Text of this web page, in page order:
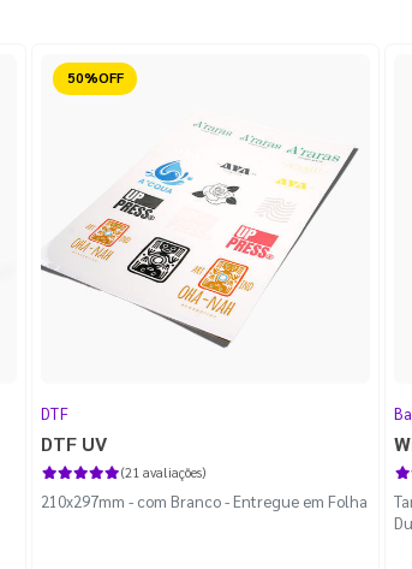
Reduzido
DTF
DTF UV
(21 avaliações)
210x297mm - com Branco - Entregue em Folha